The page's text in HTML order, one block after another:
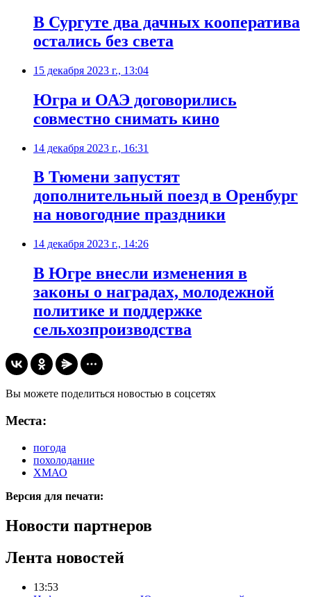
В Сургуте два дачных кооператива
остались без света
15 декабря 2023 г., 13:04
Югра и ОАЭ договорились
совместно снимать кино
14 декабря 2023 г., 16:31
В Тюмени запустят
дополнительный поезд в Оренбург
на новогодние праздники
14 декабря 2023 г., 14:26
В Югре внесли изменения в
законы о наградах, молодежной
политике и поддержке
сельхозпроизводства
Вы можете поделиться новостью в соцсетях
Места:
погода
похолодание
ХМАО
Версия для печати:
Новости партнеров
Лента новостей
13:53